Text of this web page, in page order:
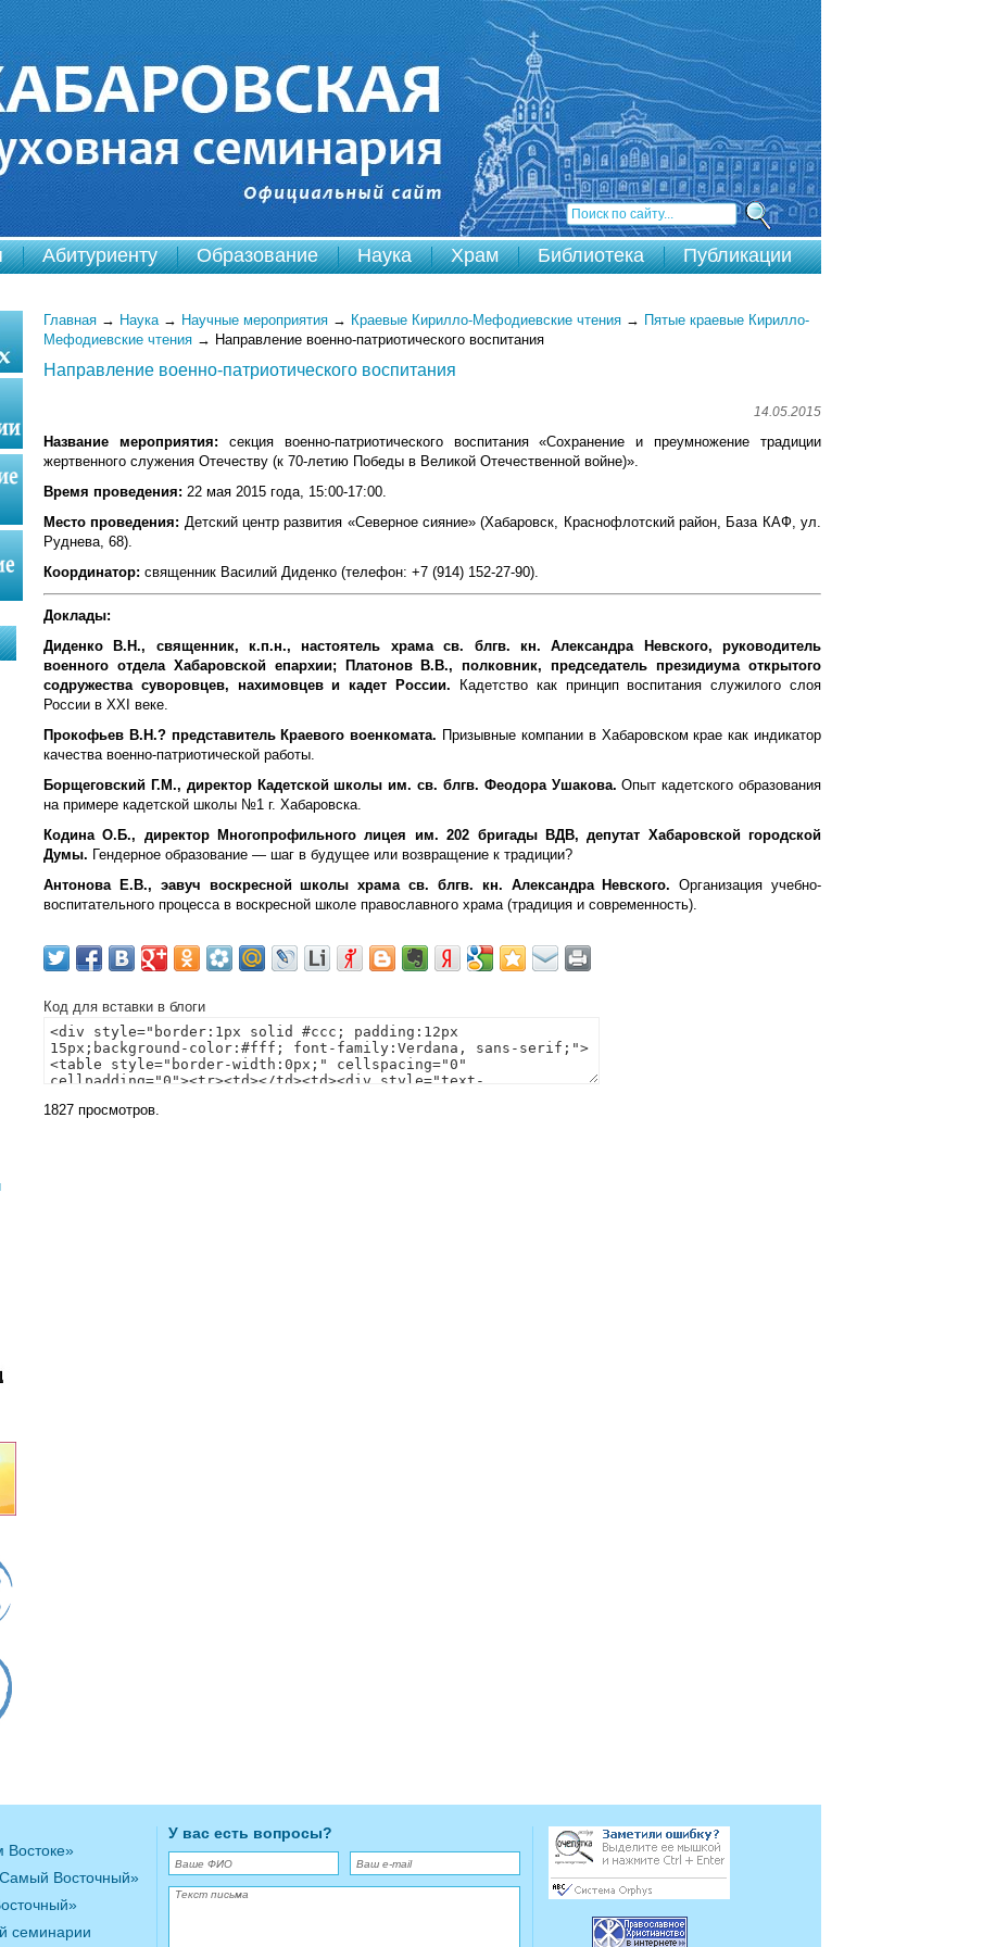
Абитуриенту Образование Наука Храм Библиотека Публикации
Главная → Наука → Научные мероприятия → Краевые Кирилло-Мефодиевские чтения → Пятые краевые Кирилло-
Мефодиевские чтения → Направление военно-патриотического воспитания
Направление военно-патриотического воспитания
14.05.2015
Название мероприятия: секция военно-патриотического воспитания «Сохранение и преумножение традиции
жертвенного служения Отечеству (к 70-летию Победы в Великой Отечественной войне)».
Время проведения: 22 мая 2015 года, 15:00-17:00.
Место проведения: Детский центр развития «Северное сияние» (Хабаровск, Краснофлотский район, База КАФ, ул.
Руднева, 68).
Координатор: священник Василий Диденко (телефон: +7 (914) 152-27-90).
Доклады:
Диденко В.Н., священник, к.п.н., настоятель храма св. блгв. кн. Александра Невского, руководитель
военного отдела Хабаровской епархии; Платонов В.В., полковник, председатель президиума открытого
содружества суворовцев, нахимовцев и кадет России. Кадетство как принцип воспитания служилого слоя
России в XXI веке.
Прокофьев В.Н.? представитель Краевого военкомата. Призывные компании в Хабаровском крае как индикатор
качества военно-патриотической работы.
Борщеговский Г.М., директор Кадетской школы им. св. блгв. Феодора Ушакова. Опыт кадетского образования
на примере кадетской школы №1 г. Хабаровска.
Кодина О.Б., директор Многопрофильного лицея им. 202 бригады ВДВ, депутат Хабаровской городской
Думы. Гендерное образование — шаг в будущее или возвращение к традиции?
Антонова Е.В., эавуч воскресной школы храма св. блгв. кн. Александра Невского. Организация учебно-
воспитательного процесса в воскресной школе православного храма (традиция и современность).
Код для вставки в блоги
1827 просмотров.
Востоке»
Восточный»
семинарии
У вас есть вопросы?